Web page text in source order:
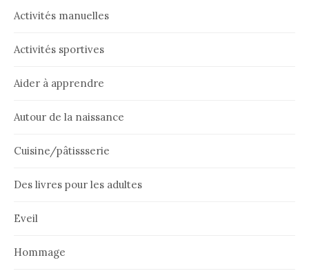
Activités manuelles
Activités sportives
Aider à apprendre
Autour de la naissance
Cuisine/pâtissserie
Des livres pour les adultes
Eveil
Hommage